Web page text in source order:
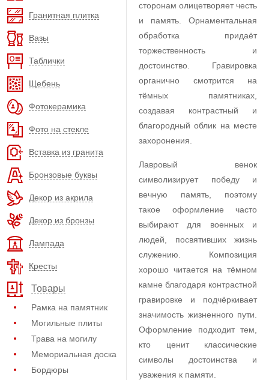
Гранитная плитка
Вазы
Таблички
Щебень
Фотокерамика
Фото на стекле
Вставка из гранита
Бронзовые буквы
Декор из акрила
Декор из бронзы
Лампада
Кресты
Товары
Рамка на памятник
Могильные плиты
Трава на могилу
Мемориальная доска
Бордюры
сторонам олицетворяет честь
и память. Орнаментальная
обработка придаёт
торжественность и
достоинство. Гравировка
органично смотрится на
тёмных памятниках,
создавая контрастный и
благородный облик на месте
захоронения.
Лавровый венок
символизирует победу и
вечную память, поэтому
такое оформление часто
выбирают для военных и
людей, посвятивших жизнь
служению. Композиция
хорошо читается на тёмном
камне благодаря контрастной
гравировке и подчёркивает
значимость жизненного пути.
Оформление подходит тем,
кто ценит классические
символы достоинства и
уважения к памяти.